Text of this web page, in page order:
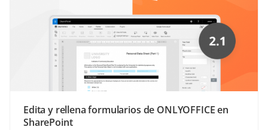
Edita y rellena formularios de ONLYOFFICE en
SharePoint